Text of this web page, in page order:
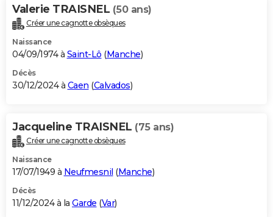
Valerie TRAISNEL (50 ans)
Créer une cagnotte obsèques
Naissance
04/09/1974 à Saint-Lô (Manche)
Décès
30/12/2024 à Caen (Calvados)
Jacqueline TRAISNEL (75 ans)
Créer une cagnotte obsèques
Naissance
17/07/1949 à Neufmesnil (Manche)
Décès
11/12/2024 à la Garde (Var)